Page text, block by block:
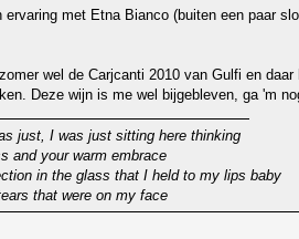
ervaring met Etna Bianco (buiten een paar
wel de Carjcanti 2010 van Gulfi en
Deze wijn is me wel bijgebleven, ga 'm
just, I was just sitting here thinking
and your warm embrace
in the glass that I held to my lips baby
that were on my face